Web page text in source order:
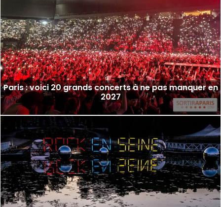
Paris : voici 20 grands concerts à ne pas manquer en
2027